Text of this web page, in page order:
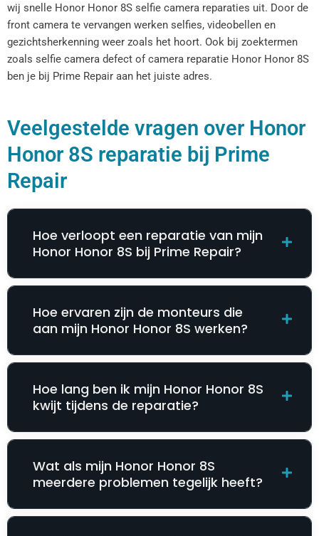
wij snelle Honor Honor 8S selfie camera reparaties uit. Door de
front camera te vervangen werken selfies, videobellen en
gezichtsherkenning weer zoals het hoort. Ook bij zoektermen
zoals selfie camera defect of camera reparatie Honor Honor 8S
ben je bij Prime Repair aan het juiste adres.
Veelgestelde vragen over Honor
Honor 8S reparatie bij Prime
Repair
Hoe verloopt een reparatie van mijn
Honor Honor 8S bij Prime Repair?
Hoe ervaren zijn de monteurs die
aan mijn Honor Honor 8S werken?
Hoe lang ben ik mijn Honor Honor 8S
kwijt tijdens de reparatie?
Wat als mijn Honor Honor 8S
meerdere problemen tegelijk heeft?